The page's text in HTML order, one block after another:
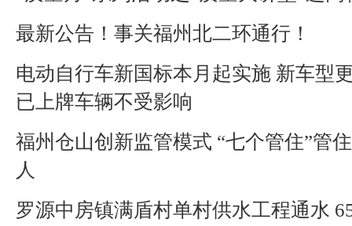
最新公告！事关福州北二环通行！
电动自行车新国标本月起实施 新车型
已上牌车辆不受影响
福州仓山创新监管模式 “七个管住”管
人
罗源中房镇满盾村单村供水工程通水